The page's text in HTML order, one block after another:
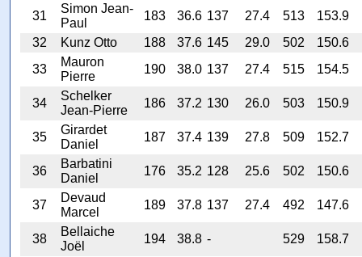
31
Simon Jean-
Paul
183 36.6 137 27.4 513 153.9
32
Kunz Otto 188 37.6 145 29.0 502 150.6
33
Mauron
Pierre
190 38.0 137 27.4 515 154.5
34
Schelker
Jean-Pierre
186 37.2 130 26.0 503 150.9
35
Girardet
Daniel
187 37.4 139 27.8 509 152.7
36
Barbatini
Daniel
176 35.2 128 25.6 502 150.6
37
Devaud
Marcel
189 37.8 137 27.4 492 147.6
38
Bellaiche
Joël
194 38.8 - 529 158.7